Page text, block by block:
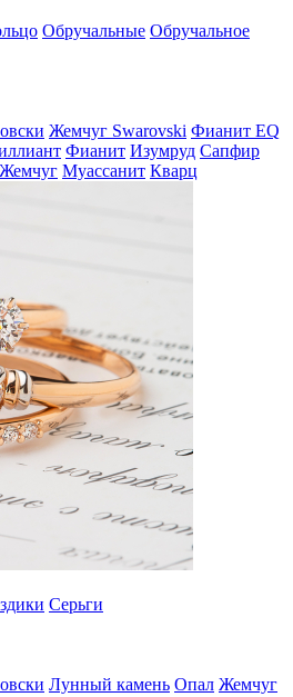
Обручальные Обручальное
Жемчуг Swarovski Фианит EQ
Фианит Изумруд Сапфир
Жемчуг Муассанит Кварц
Серьги
Лунный камень Опал Жемчуг